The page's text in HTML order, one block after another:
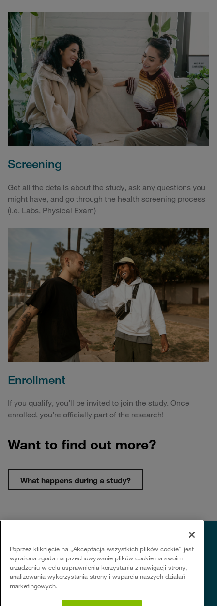
Screening
Get all the details about the study, ask any questions you
might have, and go through the health screening process
(i.e. Labs, Physical Exam)
Enrollment
If you qualify, you’ll be invited to join the study. Once
enrolled, you’re officially part of the research!
Want to find out more?
What happens during a study?
Poprzez kliknięcie na „Akceptacja wszystkich plików cookie” jest
wyrażona zgoda na przechowywanie plików cookie na swoim
urządzeniu w celu usprawnienia korzystania z nawigacji strony,
analizowania wykorzystania strony i wsparcia naszych działań
marketingowych.